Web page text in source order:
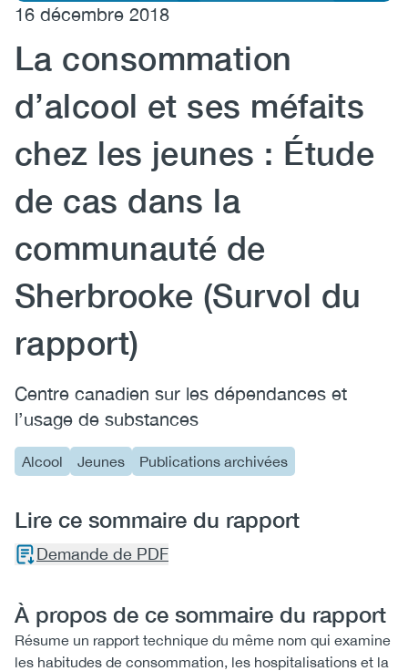
EN FR
16 décembre 2018
La consommation
d’alcool et ses méfaits
chez les jeunes : Étude
de cas dans la
communauté de
Sherbrooke (Survol du
rapport)
Centre canadien sur les dépendances et
l’usage de substances
Alcool Jeunes Publications archivées
Lire ce sommaire du rapport
Demande de PDF
À propos de ce sommaire du rapport
Résume un rapport technique du même nom qui examine
les habitudes de consommation, les hospitalisations et la